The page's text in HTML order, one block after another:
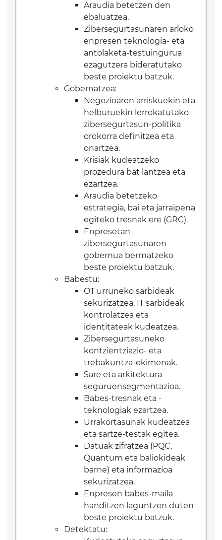
Araudia betetzen den
ebaluatzea.
Zibersegurtasunaren arloko
enpresen teknologia- eta
antolaketa-testuingurua
ezagutzera bideratutako
beste proiektu batzuk.
Gobernatzea:
Negozioaren arriskuekin eta
helburuekin lerrokatutako
zibersegurtasun-politika
orokorra definitzea eta
onartzea.
Krisiak kudeatzeko
prozedura bat lantzea eta
ezartzea.
Araudia betetzeko
estrategia, bai eta jarraipena
egiteko tresnak ere (GRC).
Enpresetan
zibersegurtasunaren
gobernua bermatzeko
beste proiektu batzuk.
Babestu:
OT urruneko sarbideak
sekurizatzea, IT sarbideak
kontrolatzea eta
identitateak kudeatzea.
Zibersegurtasuneko
kontzientziazio- eta
trebakuntza-ekimenak.
Sare eta arkitektura
seguruensegmentazioa.
Babes-tresnak eta -
teknologiak ezartzea.
Urrakortasunak kudeatzea
eta sartze-testak egitea.
Datuak zifratzea (PQC,
Quantum eta baliokideak
barne) eta informazioa
sekurizatzea.
Enpresen babes-maila
handitzen laguntzen duten
beste proiektu batzuk.
Detektatu: